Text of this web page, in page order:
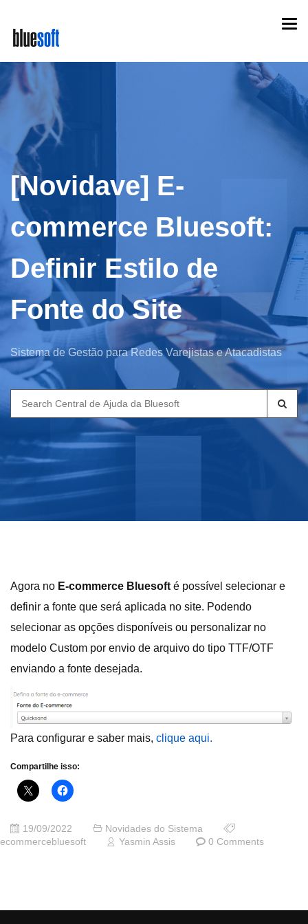
main
content
[Novidave] E-
commerce Bluesoft:
Definir Estilo de
Fonte do Site
Sistema de Gestão para Redes Varejistas e Atacadistas
Search
for:
Agora no E-commerce Bluesoft é possível selecionar e
definir a fonte que será aplicada no site. Podendo
selecionar as opções disponíveis ou personalizar no
modelo Custom por envio de arquivo do tipo TTF/OTF
enviando a fonte desejada.
Para configurar e saber mais, clique aqui.
Compartilhe isso:
19/09/2022
Novidades do Sistema
ecommercebluesoft
Yasmin Assis 0 Comments